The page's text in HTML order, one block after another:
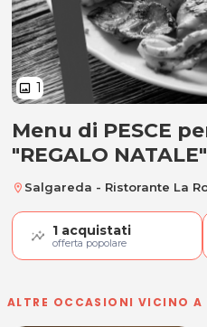
image 1
Menu di PESCE
Menu di PESCE
"REGALO NATALE"
location_on Salgareda - Ristorante La
1 acquistati
offerta popolare
ALTRE OCCASIONI VICINO A